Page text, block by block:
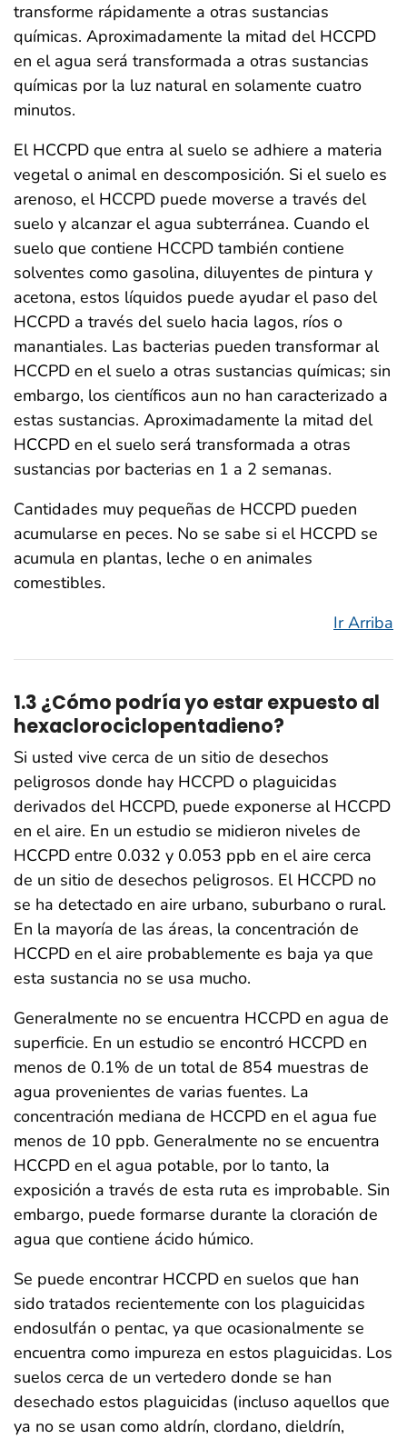
transforme rápidamente a otras sustancias
químicas. Aproximadamente la mitad del HCCPD
en el agua será transformada a otras sustancias
químicas por la luz natural en solamente cuatro
minutos.
El HCCPD que entra al suelo se adhiere a materia
vegetal o animal en descomposición. Si el suelo es
arenoso, el HCCPD puede moverse a través del
suelo y alcanzar el agua subterránea. Cuando el
suelo que contiene HCCPD también contiene
solventes como gasolina, diluyentes de pintura y
acetona, estos líquidos puede ayudar el paso del
HCCPD a través del suelo hacia lagos, ríos o
manantiales. Las bacterias pueden transformar al
HCCPD en el suelo a otras sustancias químicas; sin
embargo, los científicos aun no han caracterizado a
estas sustancias. Aproximadamente la mitad del
HCCPD en el suelo será transformada a otras
sustancias por bacterias en 1 a 2 semanas.
Cantidades muy pequeñas de HCCPD pueden
acumularse en peces. No se sabe si el HCCPD se
acumula en plantas, leche o en animales
comestibles.
Ir Arriba
1.3 ¿Cómo podría yo estar expuesto al
hexaclorociclopentadieno?
Si usted vive cerca de un sitio de desechos
peligrosos donde hay HCCPD o plaguicidas
derivados del HCCPD, puede exponerse al HCCPD
en el aire. En un estudio se midieron niveles de
HCCPD entre 0.032 y 0.053 ppb en el aire cerca
de un sitio de desechos peligrosos. El HCCPD no
se ha detectado en aire urbano, suburbano o rural.
En la mayoría de las áreas, la concentración de
HCCPD en el aire probablemente es baja ya que
esta sustancia no se usa mucho.
Generalmente no se encuentra HCCPD en agua de
superficie. En un estudio se encontró HCCPD en
menos de 0.1% de un total de 854 muestras de
agua provenientes de varias fuentes. La
concentración mediana de HCCPD en el agua fue
menos de 10 ppb. Generalmente no se encuentra
HCCPD en el agua potable, por lo tanto, la
exposición a través de esta ruta es improbable. Sin
embargo, puede formarse durante la cloración de
agua que contiene ácido húmico.
Se puede encontrar HCCPD en suelos que han
sido tratados recientemente con los plaguicidas
endosulfán o pentac, ya que ocasionalmente se
encuentra como impureza en estos plaguicidas. Los
suelos cerca de un vertedero donde se han
desechado estos plaguicidas (incluso aquellos que
ya no se usan como aldrín, clordano, dieldrín,